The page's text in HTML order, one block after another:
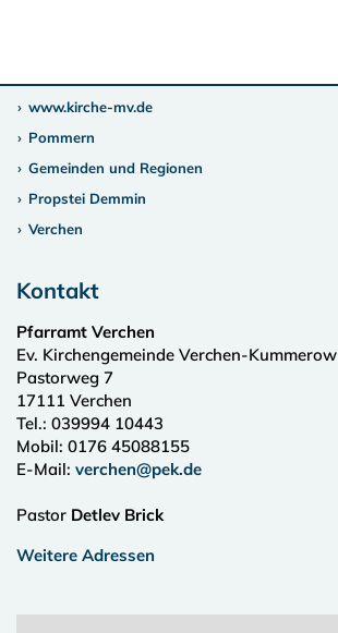
www.kirche-mv.de
Pommern
Gemeinden und Regionen
Propstei Demmin
Verchen
Kontakt
Pfarramt Verchen
Ev. Kirchengemeinde Verchen-Kummerow
Pastorweg 7
17111 Verchen
Tel.: 039994 10443
Mobil: 0176 45088155
E-Mail: verchen@pek.de
Pastor Detlev Brick
Weitere Adressen